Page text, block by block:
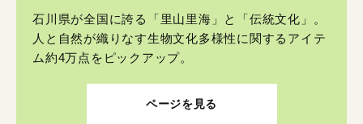
石川県が全国に誇る「里山里海」と「伝統文化」。
人と自然が織りなす生物文化多様性に関するアイテ
ム約4万点をピックアップ。
ページを見る